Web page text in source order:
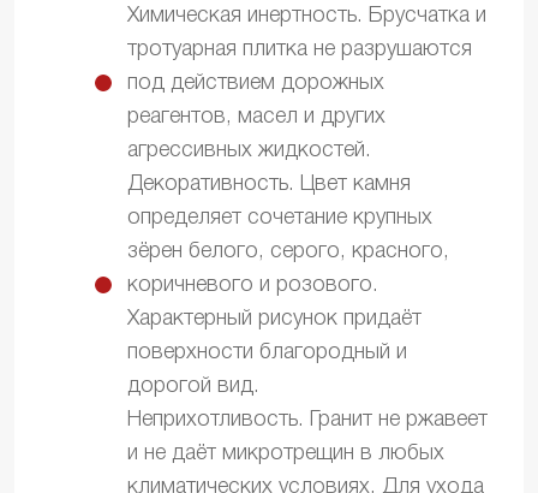
Химическая инертность. Брусчатка и
тротуарная плитка не разрушаются
под действием дорожных
реагентов, масел и других
агрессивных жидкостей.
Декоративность. Цвет камня
определяет сочетание крупных
зёрен белого, серого, красного,
коричневого и розового.
Характерный рисунок придаёт
поверхности благородный и
дорогой вид.
Неприхотливость. Гранит не ржавеет
и не даёт микротрещин в любых
климатических условиях. Для ухода